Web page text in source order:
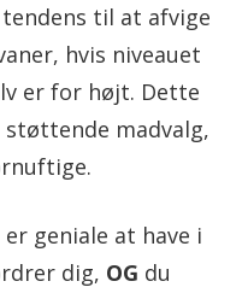
til at afvige
hvis niveauet
er for højt. Dette
madvalg,
geniale at have i
dig, OG du